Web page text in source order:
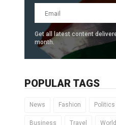
Get all latest content
month.
POPULAR TAGS
News Fashion Politics
Business Travel World